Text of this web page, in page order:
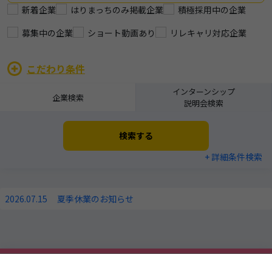
新着企業 はりまっちのみ掲載企業
積極採用中の企業
募集中の企業
ショート動画あり リレキャリ対応企業
こだわり条件
企業検索
インターンシップ
説明会検索
検索する
+ 詳細条件検索
2026.07.15 夏季休業のお知らせ